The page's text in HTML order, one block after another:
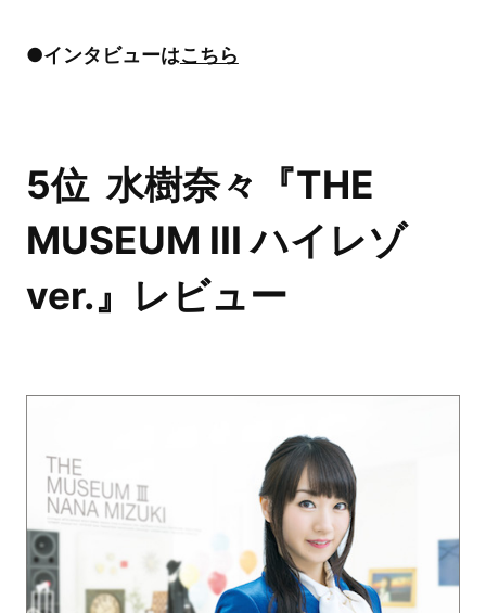
●インタビューはこちら
5位 水樹奈々『THE
MUSEUM III ハイレゾ
ver.』レビュー